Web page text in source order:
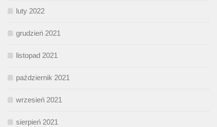
luty 2022
grudzień 2021
listopad 2021
październik 2021
wrzesień 2021
sierpień 2021